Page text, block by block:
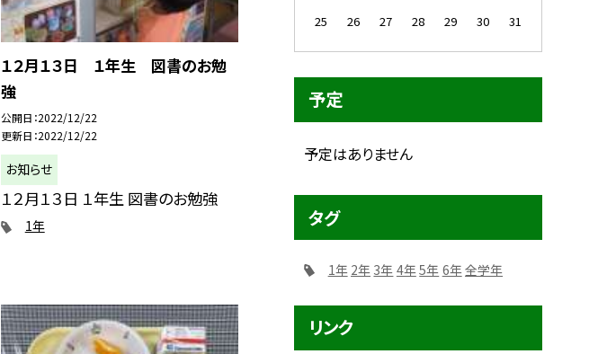
１２月１３日 １年生 図書のお勉
強
公開日 2022/12/22
更新日 2022/12/22
お知らせ
１２月１３日 １年生 図書のお勉強
1年
25
26 27 28 29 30 31
予定
予定はありません
タグ
1年 2年 3年 4年5年 6年全学年
リンク